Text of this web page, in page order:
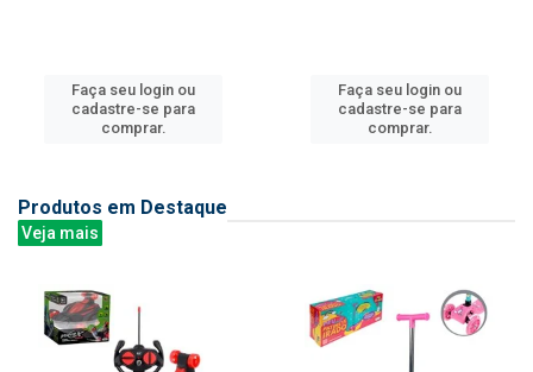
Faça seu login ou
cadastre-se para
comprar.
Faça seu login ou
cadastre-se para
comprar.
Produtos em Destaque
Veja mais